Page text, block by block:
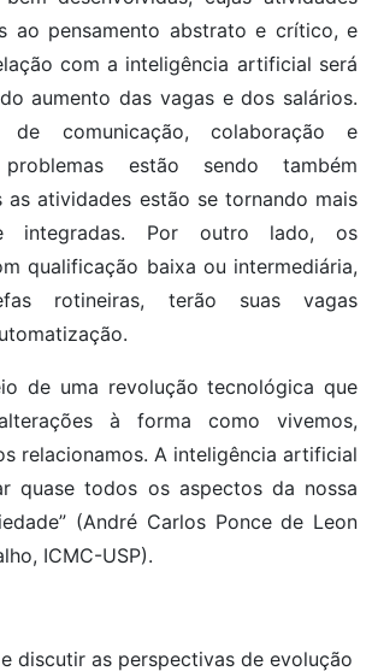
ao pensamento abstrato e crítico, e
com a inteligência artificial será
aumento das vagas e dos salários.
de comunicação, colaboração e
estão sendo também
as atividades estão se tornando mais
integradas. Por outro lado, os
qualificação baixa ou intermediária,
rotineiras, terão suas vagas
de uma revolução tecnológica que
à forma como vivemos,
relacionamos. A inteligência artificial
quase todos os aspectos da nossa
(André Carlos Ponce de Leon
ICMC-USP).
discutir as perspectivas de evolução